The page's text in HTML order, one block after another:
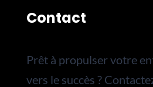
Contact
Prêt à propulser votre
vers le succès ?